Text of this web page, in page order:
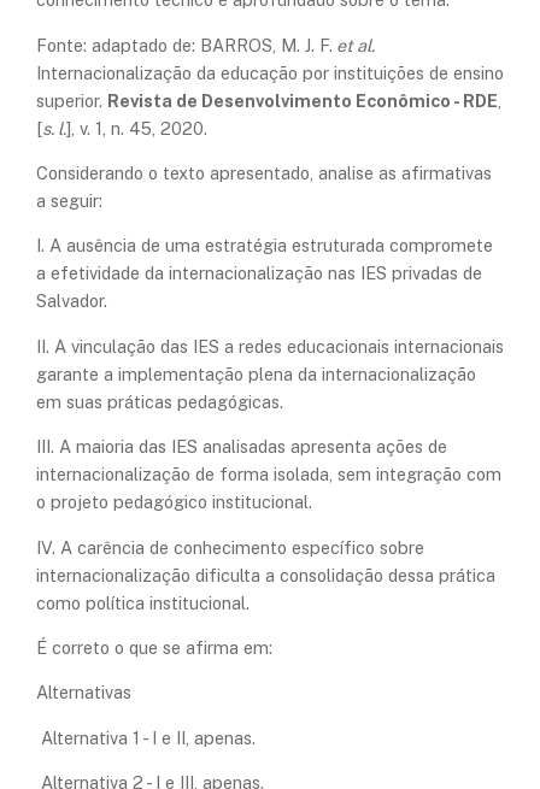
Fonte: adaptado de: BARROS, M. J. F. et al.
Internacionalização da educação por instituições de ensino
superior. Revista de Desenvolvimento Econômico - RDE
[s. l.], v. 1, n. 45, 2020.
Considerando o texto apresentado, analise as afirmativas
a seguir:
I. A ausência de uma estratégia estruturada compromete
a efetividade da internacionalização nas IES privadas de
Salvador.
II. A vinculação das IES a redes educacionais internacionais
garante a implementação plena da internacionalização
em suas práticas pedagógicas.
III. A maioria das IES analisadas apresenta ações de
internacionalização de forma isolada, sem integração com
o projeto pedagógico institucional.
IV. A carência de conhecimento específico sobre
internacionalização dificulta a consolidação dessa prática
como política institucional.
É correto o que se afirma em:
Alternativas
Alternativa 1 - I e II, apenas.
Alternativa 2 - I e III, apenas.